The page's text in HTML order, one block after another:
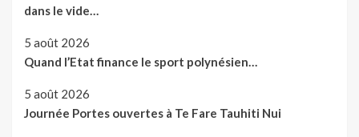
dans le vide…
5 août 2026
Quand l’Etat finance le sport polynésien…
5 août 2026
Journée Portes ouvertes à Te Fare Tauhiti Nui